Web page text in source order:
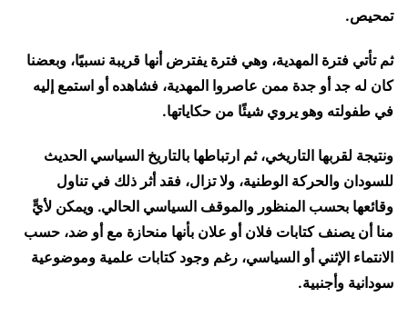
تمحيص.
ثم تأتي فترة المهدية، وهي فترة يفترض أنها قريبة نسبيًا، وبعضنا
كان له جد أو جدة ممن عاصروا المهدية، فشاهده أو استمع إليه
في طفولته وهو يروي شيئًا من حكاياتها.
ونتيجة لقربها التاريخي، ثم ارتباطها بالتاريخ السياسي الحديث
للسودان والحركة الوطنية، ولا تزال، فقد أثر ذلك في تناول
وقائعها بحسب المنظور والموقف السياسي الحالي. ويمكن لأيٍّ
منا أن يصنف كتابات فلان أو علان بأنها منحازة مع أو ضد، حسب
الانتماء الإثني أو السياسي، رغم وجود كتابات علمية وموضوعية
سودانية وأجنبية.